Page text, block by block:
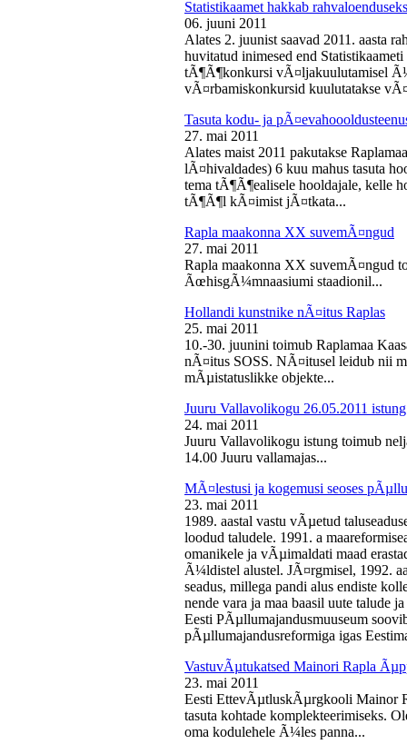
Statistikaamet hakkab
06. juuni 2011
Alates 2. juunist saavad 2011. aasta
huvitatud inimesed end
tÃ¶Ã¶konkursi vÃ¤ljakuulutamisel
vÃ¤rbamiskonkursid kuulutatakse
Tasuta kodu- ja
27. mai 2011
Alates maist 2011 pakutakse
lÃ¤hivaldades) 6 kuu mahus tasuta
tema tÃ¶Ã¶ealisele hooldajale, kelle
tÃ¶Ã¶l kÃ¤imist jÃ¤tkata...
Rapla maakonna XX suvemÃ¤ngud
27. mai 2011
Rapla maakonna XX suvemÃ¤ngud
ÃœhisgÃ¼mnaasiumi staadionil...
Hollandi kunstnike nÃ¤itus Raplas
25. mai 2011
10.-30. juunini toimub Raplamaa
nÃ¤itus SOSS. NÃ¤itusel leidub nii
mÃµistatuslikke objekte...
Juuru Vallavolikogu 26.05.2011 istung
24. mai 2011
Juuru Vallavolikogu istung toimub
14.00 Juuru vallamajas...
MÃ¤lestusi ja kogemusi seoses
23. mai 2011
1989. aastal vastu vÃµetud
loodud taludele. 1991. a
omanikele ja vÃµimaldati maad
Ã¼ldistel alustel. JÃ¤rgmisel, 1992.
seadus, millega pandi alus endiste
nende vara ja maa baasil uute talude
Eesti PÃµllumajandusmuuseum
pÃµllumajandusreformiga igas
VastuvÃµtukatsed Mainori Rapla
23. mai 2011
Eesti EttevÃµtluskÃµrgkooli Mainor
tasuta kohtade komplekteerimiseks.
oma kodulehele Ã¼les panna...